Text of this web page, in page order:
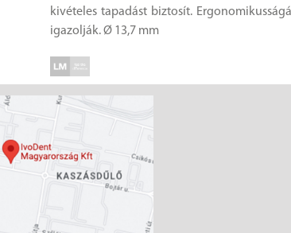
kivételes tapadást biztosít.
igazolják. Ø 13,7 mm